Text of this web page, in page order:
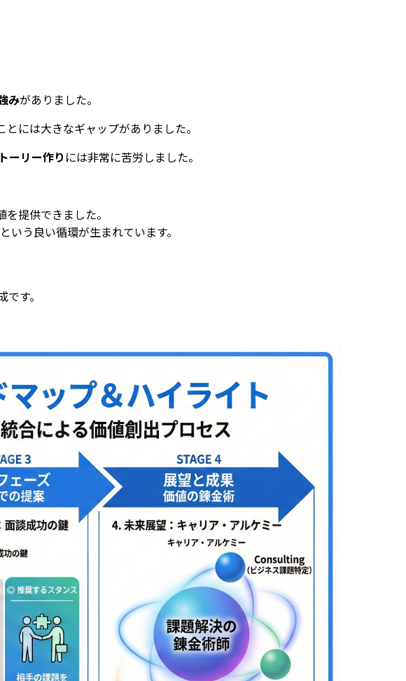
みがありました。
には大きなギャップがありました。
ーリー作り には非常に苦労しました。
提供できました。
う良い循環が生まれています。
す。